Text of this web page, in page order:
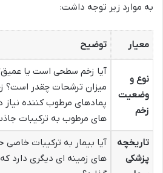
به موارد زیر توجه داشت:
معیار توضیح
نوع و
وضعیت
زخم
آیا زخم سطحی است یا
میزان ترشحات چقدر
پمادهای مرطوب کننده نیاز
های مرطوب به ترکیبات
تاریخچه
پزشکی
آیا بیمار به ترکیبات
های زمینه ای دیگری دارد